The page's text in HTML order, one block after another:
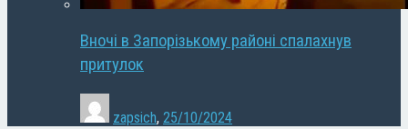
Вночі в Запорізькому районі спалахнув
притулок
zapsich, 25/10/2024